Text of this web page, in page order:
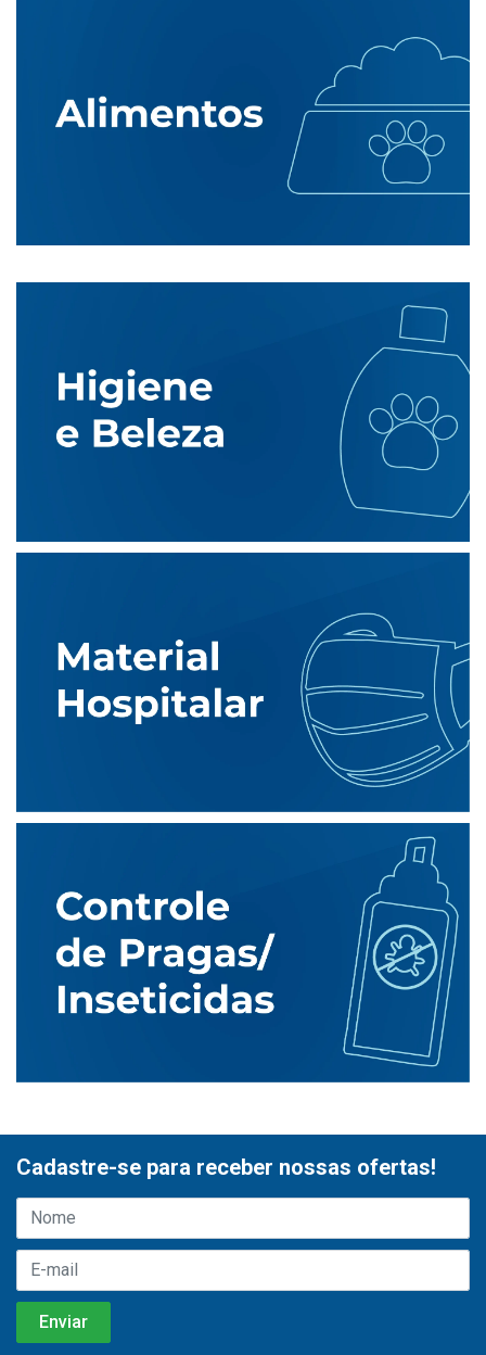
Cadastre-se para receber nossas ofertas!